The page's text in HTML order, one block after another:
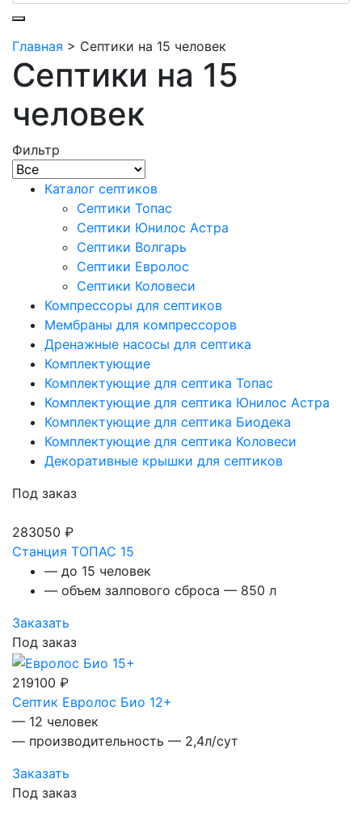
Главная > Септики на 15 человек
Септики на 15
человек
Фильтр
Каталог септиков
Септики Топас
Септики Юнилос Астра
Септики Волгарь
Септики Евролос
Септики Коловеси
Компрессоры для септиков
Мембраны для компрессоров
Дренажные насосы для септика
Комплектующие
Комплектующие для септика Топас
Комплектующие для септика Юнилос Астра
Комплектующие для септика Биодека
Комплектующие для септика Коловеси
Декоративные крышки для септиков
Под заказ
283050 ₽
Станция ТОПАС 15
— до 15 человек
— объем залпового сброса — 850 л
Заказать
Под заказ
219100 ₽
Септик Евролос Био 12+
— 12 человек
— производительность — 2,4л/сут
Заказать
Под заказ